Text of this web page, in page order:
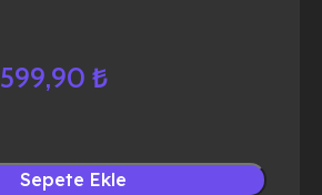
599,90 ₺
Sepete Ekle